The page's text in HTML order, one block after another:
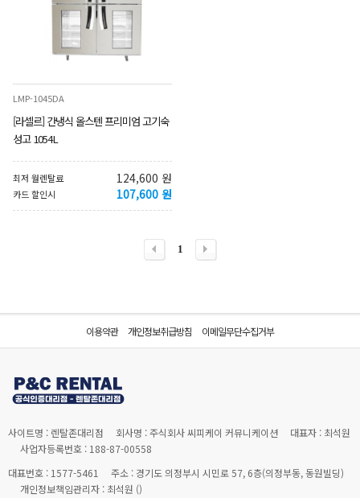
LMP-1045DA
[라셀르] 간냉식 올스텐 프리미엄 고기숙
성고 1054L
최저 월렌탈료 124,600 원
카드 할인시 107,600 원
1
이용약관 개인정보취급방침 이메일무단수집거부
사이트명 : 렌탈존대리점 회사명 : 주식회사 씨피케이 커뮤니케이션
대표자 : 최석원
사업자등록번호 : 188-87-00558
대표번호 : 1577-5461
주소 : 경기도 의정부시 시민로 57, 6층(의정부동, 동원빌딩)
개인정보책임관리자 : 최석원 ()